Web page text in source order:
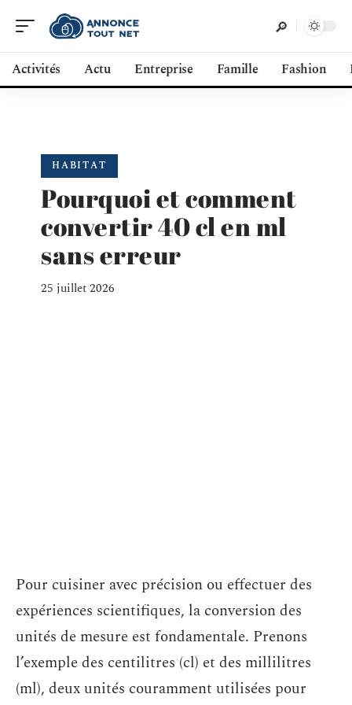
Activités Actu Entreprise Famille Fashion
HABITAT
Pourquoi et comment
convertir 40 cl en ml
sans erreur
25 juillet 2026
Pour cuisiner avec précision ou effectuer des
expériences scientifiques, la conversion des
unités de mesure est fondamentale. Prenons
l’exemple des centilitres (cl) et des millilitres
(ml), deux unités couramment utilisées pour